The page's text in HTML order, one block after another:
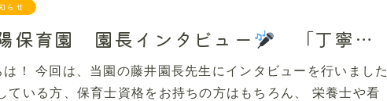
らせ
保育園 園長インタビュー 「丁寧な保育」を実現する考え方に迫る！
！ 今回は、当園の藤井園長先生にインタビューを行いました
ている方、保育士資格をお持ちの方はもちろん、 栄養士や看